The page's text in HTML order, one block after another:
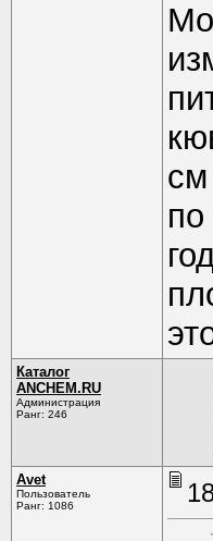
Каталог
ANCHEM.RU
Администрация
Ранг: 246
Avet
Пользователь
Ранг: 1086